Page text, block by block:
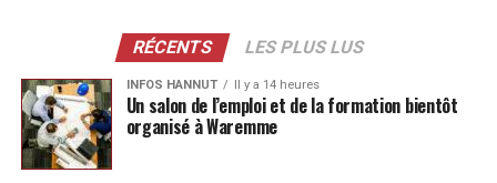
RÉCENTS LES PLUS LUS
INFOS HANNUT Il y a 14 heures
Un salon de l’emploi et de la formation bientôt
organisé à Waremme